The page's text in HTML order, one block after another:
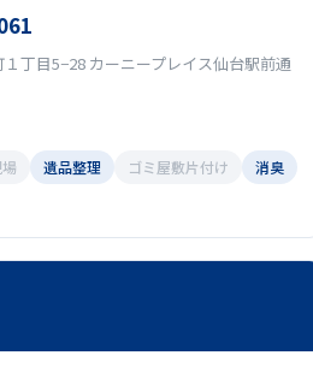
丁目5−28 カーニープレイス仙台駅前通
遺品整理 ゴミ屋敷片付け
消臭